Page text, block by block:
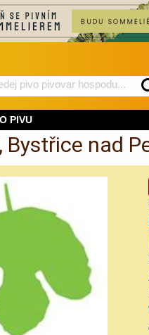
O PIVU
Bystřice nad